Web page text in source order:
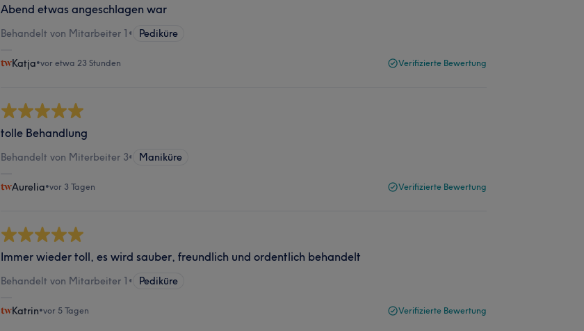
Abend etwas angeschlagen war
Behandelt von Mitarbeiter 1 • Pediküre
Katja•vor etwa 23 Stunden Verifizierte Bewertung
tolle Behandlung
Behandelt von Miterbeiter 3• Maniküre
Aurelia•vor 3 Tagen Verifizierte Bewertung
Immer wieder toll, es wird sauber, freundlich und ordentlich behandelt
Behandelt von Mitarbeiter 1 • Pediküre
Katrin•vor 5 Tagen Verifizierte Bewertung